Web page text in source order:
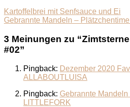
Kartoffelbrei mit Senfsauce und Ei
Gebrannte Mandeln –
3 Meinungen zu “
#02”
Pingback: Dezember 2020
ALLABOUTLUISA
Pingback: Gebrannte Mandeln
LITTLEFORK